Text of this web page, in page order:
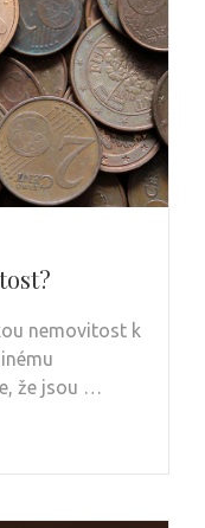
nemovitost k
že jsou …